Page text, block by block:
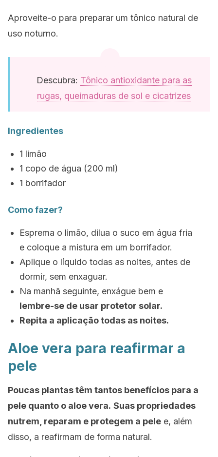
Aproveite-o para preparar um tônico natural de
uso noturno.
Descubra: Tônico antioxidante para as
rugas, queimaduras de sol e cicatrizes
Ingredientes
1 limão
1 copo de água (200 ml)
1 borrifador
Como fazer?
Esprema o limão, dilua o suco em água fria
e coloque a mistura em um borrifador.
Aplique o líquido todas as noites, antes de
dormir, sem enxaguar.
Na manhã seguinte, enxágue bem e
lembre-se de usar protetor solar.
Repita a aplicação todas as noites.
Aloe vera para reafirmar a
pele
Poucas plantas têm tantos benefícios para a
pele quanto o aloe vera. Suas propriedades
nutrem, reparam e protegem a pele e, além
disso, a reafirmam de forma natural.